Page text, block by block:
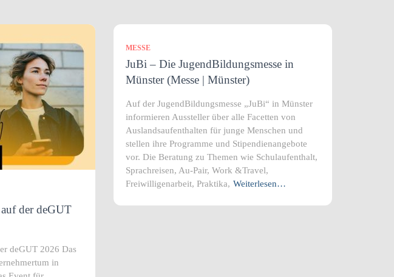
der deGUT
deGUT 2026 Das
in
MESSE
JuBi – Die JugendBildungsmesse in
Münster (Messe | Münster)
Auf der JugendBildungsmesse „JuBi“ in Münster
informieren Aussteller über alle Facetten von
Auslandsaufenthalten für junge Menschen und
stellen ihre Programme und Stipendienangebote
vor. Die Beratung zu Themen wie Schulaufenthalt,
Sprachreisen, Au-Pair, Work &Travel,
Freiwilligenarbeit, Praktika, Weiterlesen…